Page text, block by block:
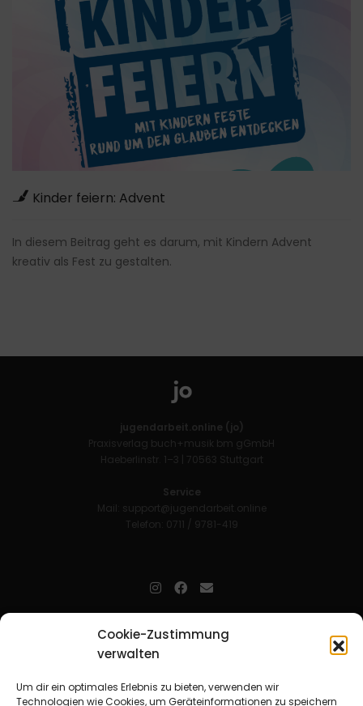
Cookie-Zustimmung
verwalten
Um dir ein optimales Erlebnis zu bieten, verwenden wir
Technologien wie Cookies, um Geräteinformationen zu speichern
Kinder feiern: Advent
In diesem Beitrag geht es darum, mit Kindern Advent
kreativ als Fest zu gestalten.
jugendarbeit.online (jo)
Praxisverlag buch+musik bm gGmbH
Haeberlinstr. 1–3 | 70563 Stuttgart
Service
Mail: support@jugendarbeit.online
Telefon: 0711 / 9781-419
Mitarbeitende in der christlichen Kinder-, Jugend- und jungen
Erwachsenenarbeit. Aufjofindet man unkompliziert und schnell
Beziehungsarbeit.